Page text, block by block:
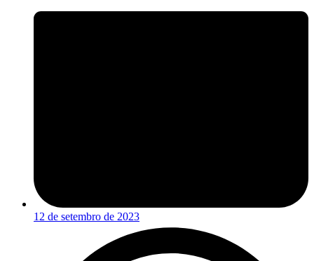
12 de setembro de 2023